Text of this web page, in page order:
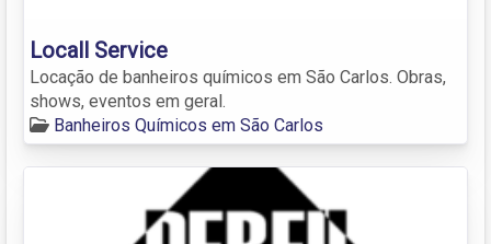
Locall Service
Locação de banheiros químicos em São Carlos. Obras,
shows, eventos em geral.
Banheiros Químicos em São Carlos